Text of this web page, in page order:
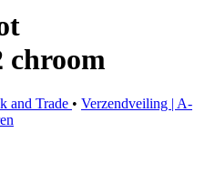
chroom
and Trade • Verzendveiling | A-